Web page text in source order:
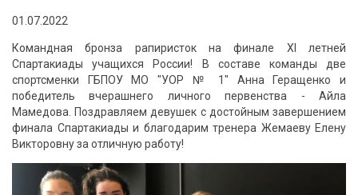
01.07.2022
Командная бронза рапиристок на финале XI летней
Спартакиады учащихся России! В составе команды две
спортсменки ГБПОУ МО "УОР № 1" Анна Геращенко и
победитель вчерашнего личного первенства - Айла
Мамедова. Поздравляем девушек с достойным завершением
финала Спартакиады и благодарим тренера Жемаеву Елену
Викторовну за отличную работу!